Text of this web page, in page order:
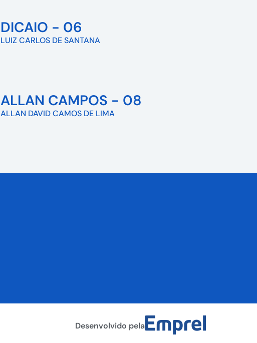
DICAIO - 06
LUIZ CARLOS DE SANTANA
ALLAN CAMPOS - 08
ALLAN DAVID CAMOS DE LIMA
Desenvolvido pela